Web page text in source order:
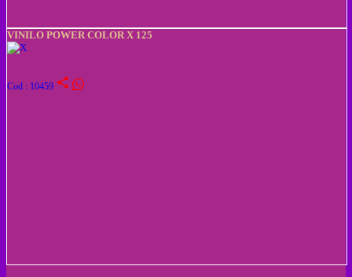
VINILO POWER COLOR X 125
Cod : 10459 share